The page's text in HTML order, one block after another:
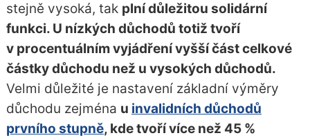
stejně vysoká, tak plní důležitou solidární
funkci. U nízkých důchodů totiž tvoří
v procentuálním vyjádření vyšší část celkové
částky důchodu než u vysokých důchodů.
Velmi důležité je nastavení základní výměry
důchodu zejména u invalidních důchodů
prvního stupně, kde tvoří více než 45 %